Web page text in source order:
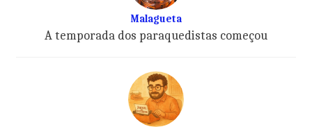
Malagueta
A temporada dos paraquedistas começou